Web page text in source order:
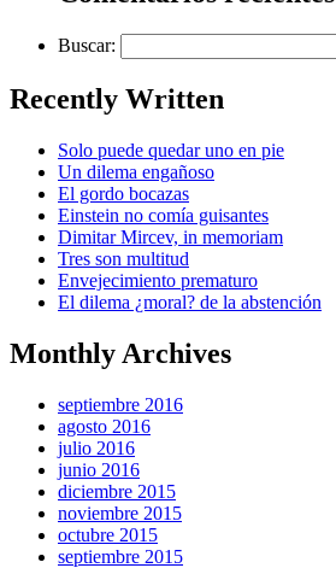
Buscar:
Recently Written
Solo puede quedar uno en pie
Un dilema engañoso
El gordo bocazas
Einstein no comía guisantes
Dimitar Mircev, in memoriam
Tres son multitud
Envejecimiento prematuro
El dilema ¿moral? de la abstención
Monthly Archives
septiembre 2016
agosto 2016
julio 2016
junio 2016
diciembre 2015
noviembre 2015
octubre 2015
septiembre 2015